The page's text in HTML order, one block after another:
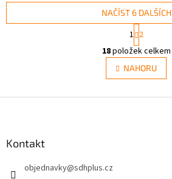
O
v
l
á
NAČÍST 6 DALŠÍCH
S
t
r
á
n
k
v
1 2
18položek celkem
NAHORU
Kontakt
objednavky@sdhplus.cz